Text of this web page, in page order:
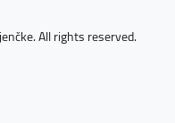
All rights reserved.